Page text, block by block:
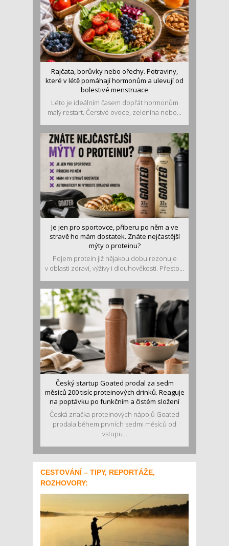
Rajčata, borůvky nebo ořechy. Potraviny,
které v létě pomáhají hormonům a ulevují od
bolestivé menstruace
Léto je ideálním časem dopřát hormonům
malý restart. Čerstvé ovoce, zelenina nebo...
Je jen pro sportovce, přiberu po něm a ve
stravě ho mám dostatek. Znáte nejčastější
mýty o proteinu?
Pojem protein již nějakou dobu rezonuje
v oblasti zdraví, výživy i dlouhověkosti. Přesto...
Český startup Goated prodal za sedm
měsíců 200 tisíc proteinových drinků. Reaguje
na poptávku po funkčním a čistém složení
Česká značka proteinových nápojů Goated
prodala během prvních sedmi měsíců od
vstupu...
CESTOVÁNÍ – TIPY, REPORTÁŽE,
ROZHOVORY: